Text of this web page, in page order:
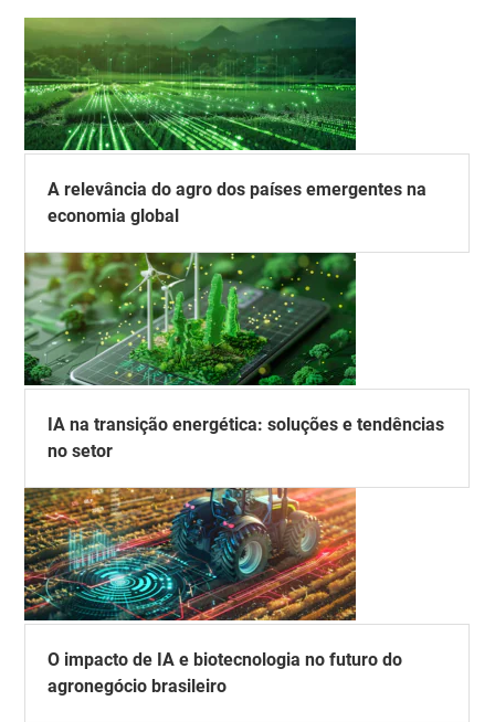
A relevância do agro dos países emergentes na
economia global
IA na transição energética: soluções e tendências
no setor
O impacto de IA e biotecnologia no futuro do
agronegócio brasileiro